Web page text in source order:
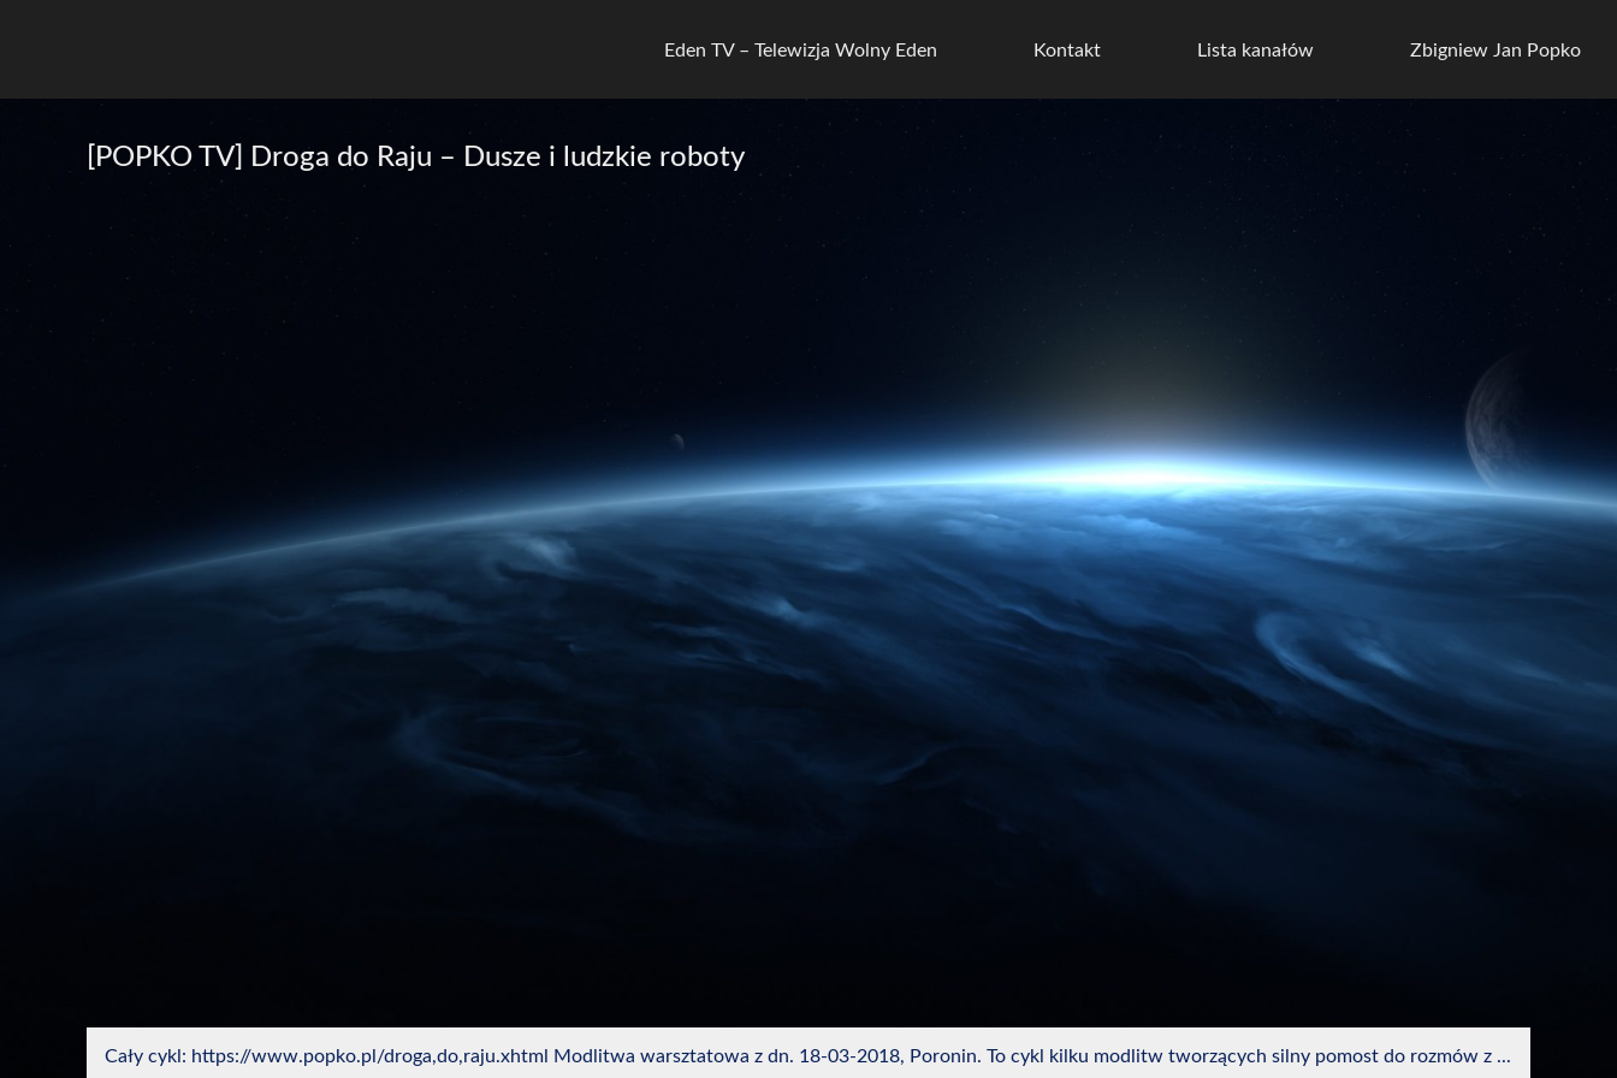
Eden TV – Telewizja Wolny Eden Kontakt Lista kanałów Zbigniew Jan Popko
[POPKO TV] Droga do Raju – Dusze i ludzkie roboty
Cały cykl: https://www.popko.pl/droga,do,raju.xhtml Modlitwa warsztatowa z dn. 18-03-2018, Poronin. To cykl kilku modlitw tworzących silny pomost do rozmów z ...